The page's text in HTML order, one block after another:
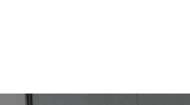
最多
VS10 則可支援小型會議室的雙向